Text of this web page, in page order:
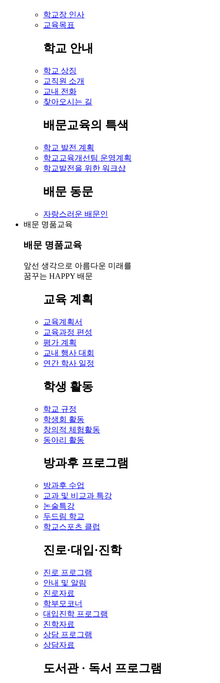
학교장 인사
교육목표
학교 안내
학교 상징
교직원 소개
교내 전화
찾아오시는 길
배문교육의 특색
학교 발전 계획
학교교육개선팀 운영계획
학교발전을 위한 워크샵
배문 동문
자랑스러운 배문인
배문 명품교육
배문 명품교육
앞선 생각으로 아름다운 미래를
꿈꾸는 HAPPY 배문
교육 계획
교육계획서
교육과정 편성
평가 계획
교내 행사 대회
연간 학사 일정
학생 활동
학교 규정
학생회 활동
창의적 체험활동
동아리 활동
방과후 프로그램
방과후 수업
교과 및 비교과 특강
논술특강
두드림 학교
학교스포츠 클럽
진로·대입·진학
진로 프로그램
안내 및 알림
진로자료
학부모코너
대입진학 프로그램
진학자료
상담 프로그램
상담자료
도서관 · 독서 프로그램